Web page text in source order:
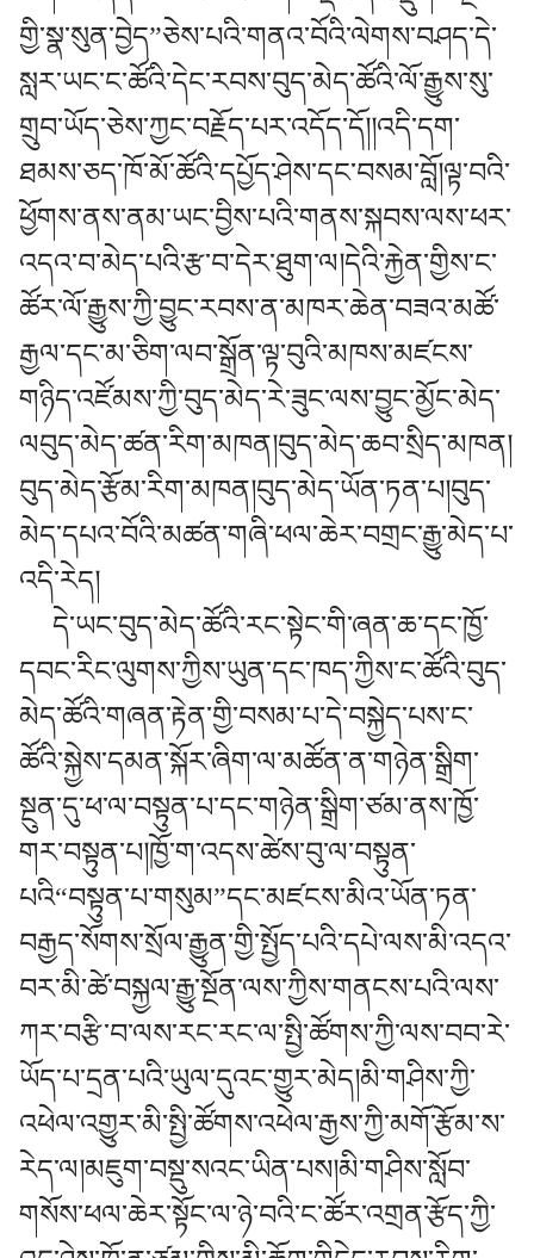
གྱི་སྣ་སུན་བྱེད”ཅེས་པའི་གནའ་བོའི་ལེགས་བཤད་དེ་
སླར་ཡང་ང་ཚོའི་དེང་རབས་བུད་མེད་ཚོའི་ལོ་རྒྱུས་སུ་
གྲུབ་ཡོད་ཅེས་ཀྱང་བརྗོད་པར་འདོད་དོ།།འདི་དག་
ཐམས་ཅད་ཁོ་མོ་ཚོའི་དཔྱོད་ཤེས་དང་བསམ་བློ།ལྟ་བའི་
ཕྱོགས་ནས་ནམ་ཡང་བྱིས་པའི་གནས་སྐབས་ལས་ཕར་
འདའ་བ་མེད་པའི་རྩ་བ་དེར་ཐུག་ལ།དེའི་རྐྱེན་གྱིས་ང་
ཚོར་ལོ་རྒྱུས་ཀྱི་བྱུང་རབས་ན་མཁར་ཆེན་བཟའ་མཚོ་
རྒྱལ་དང་མ་ཅིག་ལབ་སྒྲོན་ལྟ་བུའི་མཁས་མཛངས་
གཉིད་འཛོམས་ཀྱི་བུད་མེད་རེ་ཟུང་ལས་བྱུང་མྱོང་མེད་
ལབུད་མེད་ཚན་རིག་མཁན།བུད་མེད་ཆབ་སྲིད་མཁན།
བུད་མེད་རྩོམ་རིག་མཁན།བུད་མེད་ཡོན་ཏན་པ།བུད་
མེད་དཔའ་བོའི་མཚན་གཞི་ཕལ་ཆེར་བགྲང་རྒྱུ་མེད་པ་
འདི་རེད།
དེ་ཡང་བུད་མེད་ཚོའི་རང་སྟེང་གི་ཞན་ཆ་དང་ཁྱོ་
དབང་རིང་ལུགས་ཀྱིས་ཡུན་དང་ཁད་ཀྱིས་ང་ཚོའི་བུད་
མེད་ཚོའི་གཞན་རྟེན་གྱི་བསམ་པ་དེ་བསྐྱེད་པས་ང་
ཚོའི་སྐྱེས་དམན་སྐོར་ཞིག་ལ་མཚོན་ན་གཉེན་སྒྲིག་
སྔུན་དུ་ཕ་ལ་བསྟུན་པ་དང་གཉེན་སྒྲིག་ཙམ་ནས་ཁྱོ་
གར་བསྟུན་པ།ཁྱོ་ག་འདས་ཚེས་བུ་ལ་བསྟུན་
པའི“བསྟུན་པ་གསུམ”དང་མཛངས་མིའ་ཡོན་ཏན་
བརྒྱད་སོགས་སྲོལ་རྒྱུན་གྱི་སྤྱོད་པའི་དཔེ་ལས་མི་འདའ་
བར་མི་ཚེ་བསྐྱལ་རྒྱུ་སྔོན་ལས་ཀྱིས་གནངས་པའི་ལས་
ཀར་བརྩི་བ་ལས་རང་རང་ལ་སྤྱི་ཚོགས་ཀྱི་ལས་བབ་རེ་
ཡོད་པ་དྲན་པའི་ཡུལ་དུའང་གྱུར་མེད།མི་གཤིས་ཀྱི་
འཕེལ་འགྱུར་མི་སྤྱི་ཚོགས་འཕེལ་རྒྱས་ཀྱི་མགོ་རྩོམ་ས་
རེད་ལ།མཇུག་བསྡུ་སའང་ཡིན་པས།མི་གཤིས་སློབ་
གསོས་ཕལ་ཆེར་སྟོང་ལ་ཉེ་བའི་ང་ཚོར་འགྲན་རྩོད་ཀྱི་